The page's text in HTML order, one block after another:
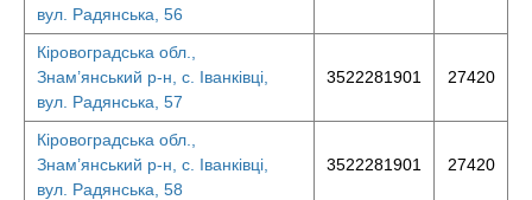
вул. Радянська, 56
Кіровоградська обл.,
Знам’янський р-н, с. Іванківці,
вул. Радянська, 57
3522281901 27420
Кіровоградська обл.,
Знам’янський р-н, с. Іванківці,
вул. Радянська, 58
3522281901 27420